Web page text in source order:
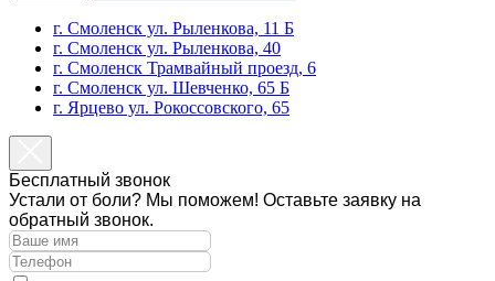
г. Смоленск ул. Рыленкова, 11 Б
г. Смоленск ул. Рыленкова, 40
г. Смоленск Трамвайный проезд, 6
г. Смоленск ул. Шевченко, 65 Б
г. Ярцево ул. Рокоссовского, 65
Бесплатный звонок
Устали от боли? Мы поможем! Оставьте заявку на
обратный звонок.